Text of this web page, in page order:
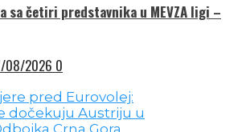
sa četiri predstavnika u MEVZA ligi –
08/2026 0